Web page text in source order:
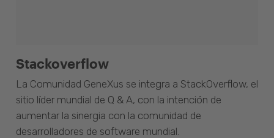
Stackoverflow
La Comunidad GeneXus se integra a StackOverflow, el
sitio líder mundial de Q & A, con la intención de
aumentar la sinergia con la comunidad de
desarrolladores de software mundial.